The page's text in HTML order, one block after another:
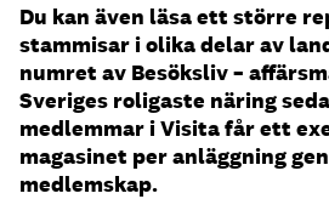
Du kan även läsa ett större
stammisar i olika delar av
numret av Besöksliv –
Sveriges roligaste näring
medlemmar i Visitafår ett
magasinet per anläggning
medlemskap.